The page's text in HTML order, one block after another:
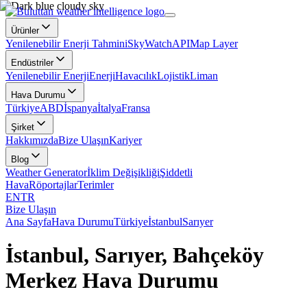
Ürünler
Yenilenebilir Enerji TahminiSkyWatchAPIMap Layer
Endüstriler
Yenilenebilir EnerjiEnerjiHavacılıkLojistikLiman
Hava Durumu
TürkiyeABDİspanyaİtalyaFransa
Şirket
HakkımızdaBize UlaşınKariyer
Blog
Weather Generatorİklim DeğişikliğiŞiddetli
HavaRöportajlarTerimler
ENTR
Bize Ulaşın
Ana SayfaHava DurumuTürkiyeİstanbulSarıyer
İstanbul, Sarıyer, Bahçeköy
Merkez Hava Durumu